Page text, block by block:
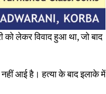
को लेकर विवाद हुआ था, जो बाद
नहीं आई है। हत्या के बाद इलाके में